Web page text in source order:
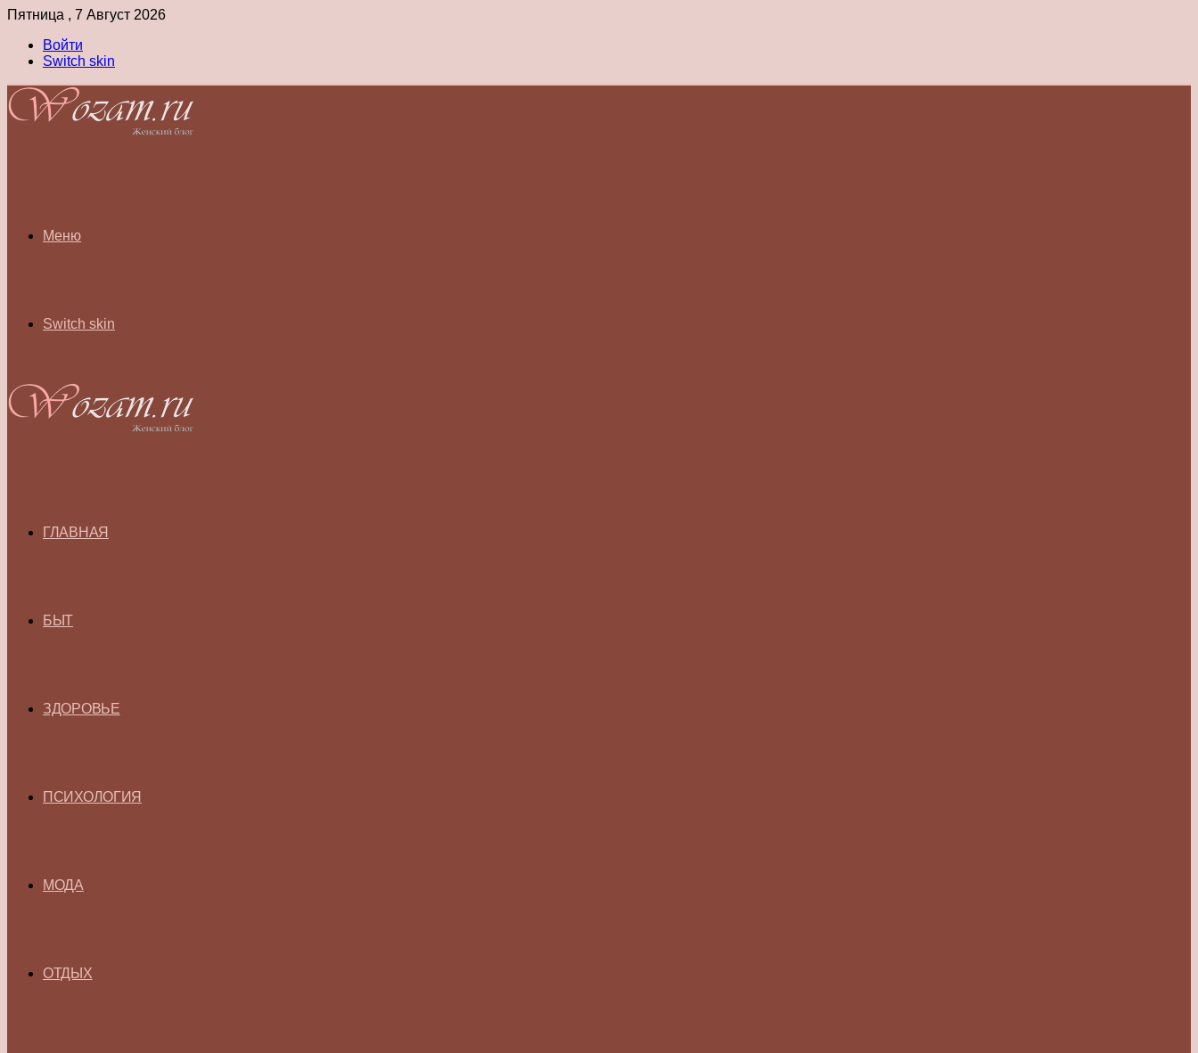
Пятница , 7 Август 2026
Войти
Switch skin
Меню
Switch skin
ГЛАВНАЯ
БЫТ
ЗДОРОВЬЕ
ПСИХОЛОГИЯ
МОДА
ОТДЫХ